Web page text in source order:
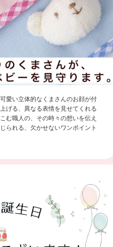
愛い立体的なくまさんのお顔が付
げる、異なる表情を見せてくれる
む職人の、その時々の想いを伝え
られる、欠かせないワンポイント